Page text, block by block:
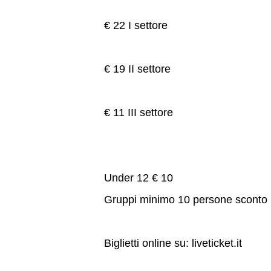
€ 22 I settore
€ 19 II settore
€ 11 III settore
Under 12 € 10
Gruppi minimo 10 persone sconto
Biglietti online su: liveticket.it